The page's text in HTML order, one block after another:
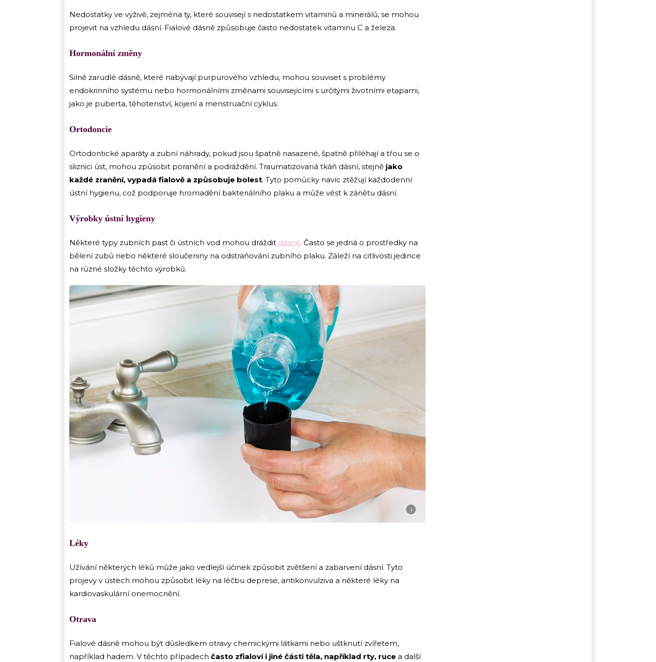
Nedostatky ve výživě, zejména ty, které souvisejí s nedostatkem vitaminů a minerálů, se mohou
projevit na vzhledu dásní. Fialové dásně způsobuje často nedostatek vitaminu C a železa.
Hormonální změny
Silně zarudlé dásně, které nabývají purpurového vzhledu, mohou souviset s problémy
endokrinního systému nebo hormonálními změnami souvisejícími s určitými životními etapami,
jako je puberta, těhotenství, kojení a menstruační cyklus.
Ortodoncie
Ortodontické aparáty a zubní náhrady, pokud jsou špatně nasazené, špatně přiléhají a třou se o
sliznici úst, mohou způsobit poranění a podráždění. Traumatizovaná tkáň dásní, stejně jako
každé zranění, vypadá fialově a způsobuje bolest. Tyto pomůcky navíc ztěžují každodenní
ústní hygienu, což podporuje hromadění bakteriálního plaku a může vést k zánětu dásní.
Výrobky ústní hygieny
Některé typy zubních past či ústních vod mohou dráždit dásně. Často se jedná o prostředky na
bělení zubů nebo některé sloučeniny na odstraňování zubního plaku. Záleží na citlivosti jedince
na různé složky těchto výrobků.
i
Léky
Užívání některých léků může jako vedlejší účinek způsobit zvětšení a zabarvení dásní. Tyto
projevy v ústech mohou způsobit léky na léčbu deprese, antikonvulziva a některé léky na
kardiovaskulární onemocnění.
Otrava
Fialové dásně mohou být důsledkem otravy chemickými látkami nebo uštknutí zvířetem,
například hadem. V těchto případech často zfialoví i jiné části těla, například rty, ruce a další